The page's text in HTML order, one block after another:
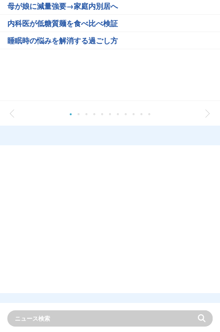
母が娘に減量強要→家庭内別居へ
内科医が低糖質麺を食べ比べ検証
睡眠時の悩みを解消する過ごし方